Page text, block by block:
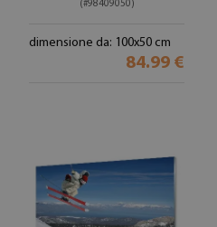
(#98409050)
dimensione da: 100x50 cm
84.99 €